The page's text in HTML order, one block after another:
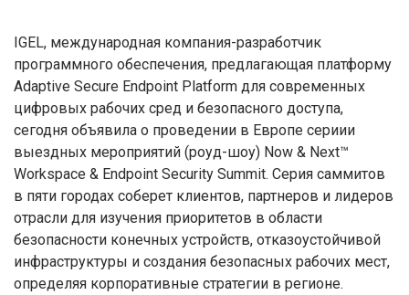
IGEL, международная компания-разработчик
программного обеспечения, предлагающая платформу
Adaptive Secure Endpoint Platform для современных
цифровых рабочих сред и безопасного доступа,
сегодня объявила о проведении в Европе сериии
выездных мероприятий (роуд-шоу) Now & Next™
Workspace & Endpoint Security Summit. Серия саммитов
в пяти городах соберет клиентов, партнеров и лидеров
отрасли для изучения приоритетов в области
безопасности конечных устройств, отказоустойчивой
инфраструктуры и создания безопасных рабочих мест,
определяя корпоративные стратегии в регионе.